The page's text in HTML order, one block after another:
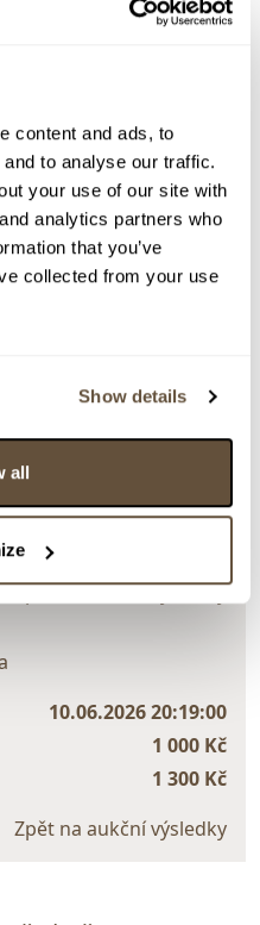
content and ads, to
to analyse our traffic.
your use of our site with
analytics partners who
that you’ve
collected from your use
Show details
all o autorovi
> zpět na aukční výsledky
10.06.2026 20:19:00
1 000 Kč
1 300 Kč
Zpět na aukční výsledky